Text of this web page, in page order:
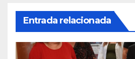
Entrada relacionada